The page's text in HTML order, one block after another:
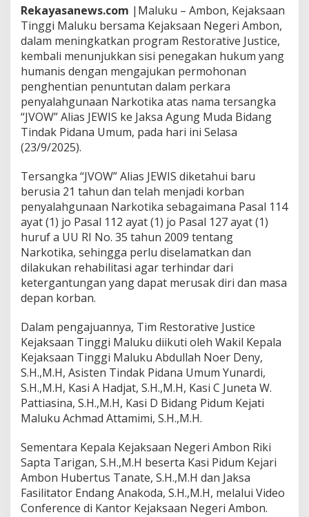
o
a
t
i
v
J
u
s
t
i
K
e
j
a
s
a
a
n
g
g
i
M
a
l
u
k
B
e
r
h
a
s
Rekayasanews.com |Maluku – Ambon, Kejaksaan
Tinggi Maluku bersama Kejaksaan Negeri Ambon,
dalam meningkatkan program Restorative Justice,
kembali menunjukkan sisi penegakan hukum yang
humanis dengan mengajukan permohonan
penghentian penuntutan dalam perkara
penyalahgunaan Narkotika atas nama tersangka
“JVOW” Alias JEWIS ke Jaksa Agung Muda Bidang
Tindak Pidana Umum, pada hari ini Selasa
(23/9/2025).
Tersangka “JVOW” Alias JEWIS diketahui baru
berusia 21 tahun dan telah menjadi korban
penyalahgunaan Narkotika sebagaimana Pasal 114
ayat (1) jo Pasal 112 ayat (1) jo Pasal 127 ayat (1)
huruf a UU RI No. 35 tahun 2009 tentang
Narkotika, sehingga perlu diselamatkan dan
dilakukan rehabilitasi agar terhindar dari
ketergantungan yang dapat merusak diri dan masa
depan korban.
Dalam pengajuannya, Tim Restorative Justice
Kejaksaan Tinggi Maluku diikuti oleh Wakil Kepala
Kejaksaan Tinggi Maluku Abdullah Noer Deny,
S.H.,M.H, Asisten Tindak Pidana Umum Yunardi,
S.H.,M.H, Kasi A Hadjat, S.H.,M.H, Kasi C Juneta W.
Pattiasina, S.H.,M.H, Kasi D Bidang Pidum Kejati
Maluku Achmad Attamimi, S.H.,M.H.
Sementara Kepala Kejaksaan Negeri Ambon Riki
Sapta Tarigan, S.H.,M.H beserta Kasi Pidum Kejari
Ambon Hubertus Tanate, S.H.,M.H dan Jaksa
Fasilitator Endang Anakoda, S.H.,M.H, melalui Video
Conference di Kantor Kejaksaan Negeri Ambon.